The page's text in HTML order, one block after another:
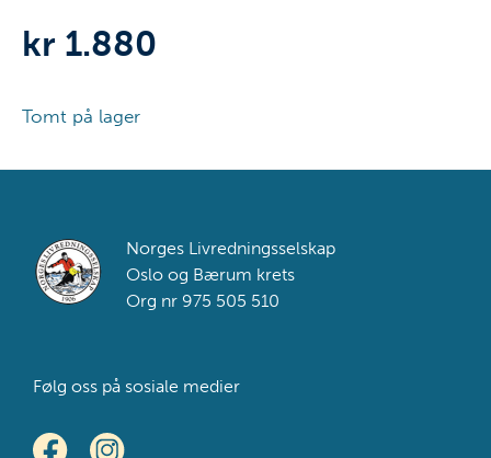
kr 1.880
Tomt på lager
Footer
Norges Livredningsselskap
Oslo og Bærum krets
Org nr 975 505 510
Følg oss på sosiale medier